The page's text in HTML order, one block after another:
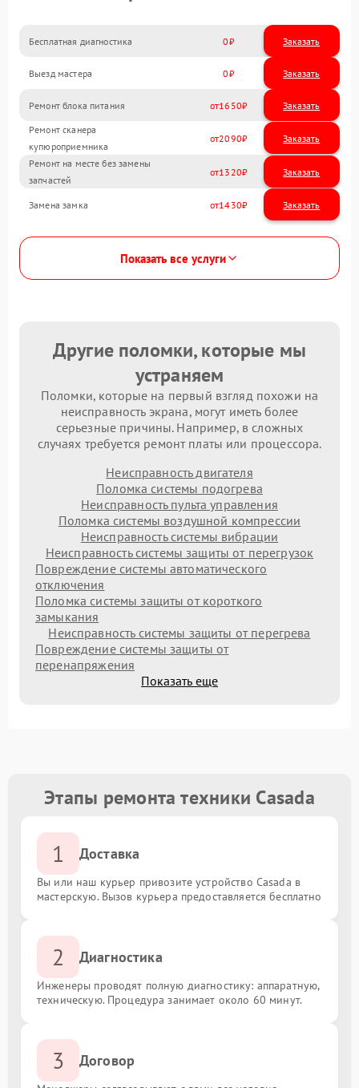
Бесплатная диагностика 0 Заказать
Выезд мастера 0 Заказать
Ремонт блока питания 1650
Ремонт сканера
купюроприемника
2090
Ремонт на месте без замены
запчастей
1320
Замена замка 1430
Показать все услуги
Другие поломки, которые мы
устраняем
Поломки, которые на первый взгляд похожи на
неисправность экрана, могут иметь более
серьезные причины. Например, в сложных
случаях требуется ремонт платы или процессора.
Неисправность двигателя
Поломка системы подогрева
Неисправность пульта управления
Поломка системы воздушной компрессии
Неисправность системы вибрации
Неисправность системы защиты от перегрузок
Повреждение системы автоматического
отключения
Поломка системы защиты от короткого
замыкания
Неисправность системы защиты от перегрева
Повреждение системы защиты от
перенапряжения
Показать еще
Этапы ремонта техники Casada
1 Доставка
Вы или наш курьер привозите устройство Casada в
мастерскую. Вызов курьера предоставляется бесплатно
2 Диагностика
Инженеры проводят полную диагностику: аппаратную,
техническую. Процедура занимает около 60 минут.
3 Договор